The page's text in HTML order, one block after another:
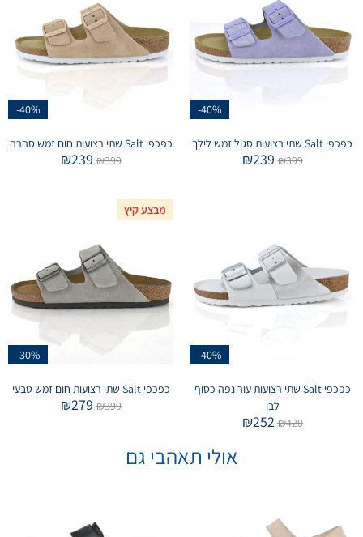
-40%
כפכפי Salt שתי רצועות סגול זמש לילך
₪399
₪239
-40%
כפכפי Salt שתי רצועות חום זמש סהרה
₪399
₪239
-40%
כפכפי Salt שתי רצועות עור נפה כסוף
לבן
₪420
₪252
מבצע קיץ
-30%
כפכפי Salt שתי רצועות חום זמש טבעי
₪399
₪279
אולי תאהבי גם